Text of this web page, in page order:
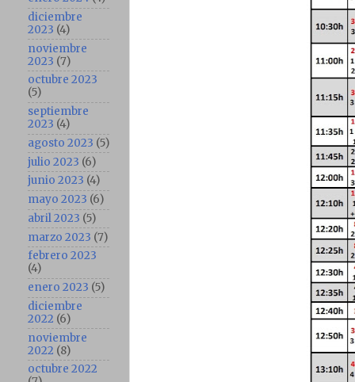
diciembre
2023 (4)
noviembre
2023 (7)
octubre 2023
(5)
septiembre
2023 (4)
agosto 2023 (5)
julio 2023 (6)
junio 2023 (4)
mayo 2023 (6)
abril 2023 (5)
marzo 2023 (7)
febrero 2023
(4)
enero 2023 (5)
diciembre
2022 (6)
noviembre
2022 (8)
octubre 2022